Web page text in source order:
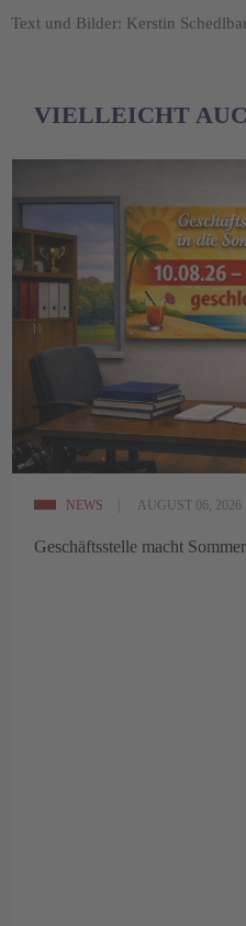
Text und Bilder: Kerstin
VIELLEICHT
NEWS AUGUST 06, 2026
Geschäftsstelle macht